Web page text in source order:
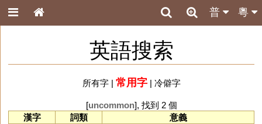
粵
普
英語搜索
所有字| 常用字| 冷僻字
[uncommon], 找到 2 個
漢字
詞類
意義